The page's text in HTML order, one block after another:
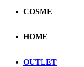
COSME
HOME
OUTLET